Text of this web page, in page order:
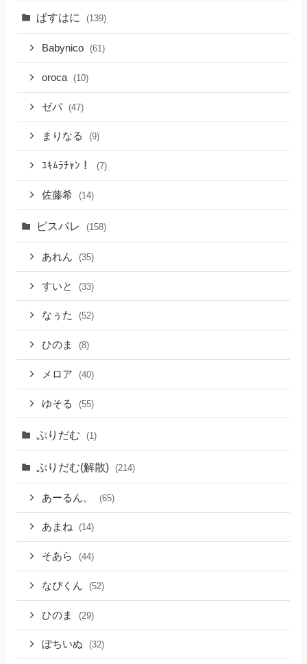
ぱすはに (139)
Babynico (61)
oroca (10)
ゼパ (47)
まりなる (9)
ﾕｷﾑﾗﾁｬﾝ！ (7)
佐藤希 (14)
ピスパレ (158)
あれん (35)
すいと (33)
なぅた (52)
ひのま (8)
メロア (40)
ゆそる (55)
ぷりだむ (1)
ぷりだむ(解散) (214)
あーるん。 (65)
あまね (14)
そあら (44)
なぴくん (52)
ひのま (29)
ぽちいぬ (32)